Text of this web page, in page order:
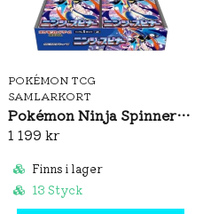
POKÉMON TCG
SAMLARKORT
Pokémon Ninja Spinner Booster Box (JP)
1 199 kr
Finns i lager
13 Styck